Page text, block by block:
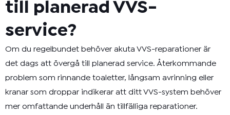
till planerad VVS-
service?
Om du regelbundet behöver akuta VVS-reparationer är
det dags att övergå till planerad service. Återkommande
problem som rinnande toaletter, långsam avrinning eller
kranar som droppar indikerar att ditt VVS-system behöver
mer omfattande underhåll än tillfälliga reparationer.